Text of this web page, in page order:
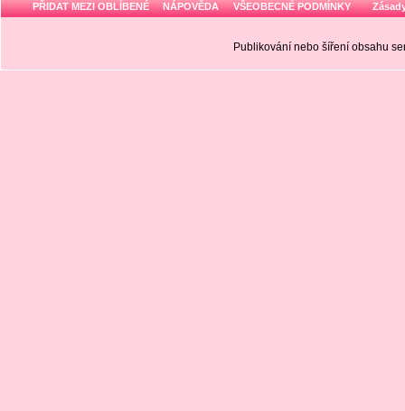
PŘIDAT MEZI OBLÍBENÉ NÁPOVĚDA VŠEOBECNÉ PODMÍNKY
Publikování nebo šíření obsahu